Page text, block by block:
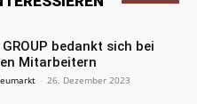
GROUP bedankt sich bei
Mitarbeitern
- 26. Dezember 2023